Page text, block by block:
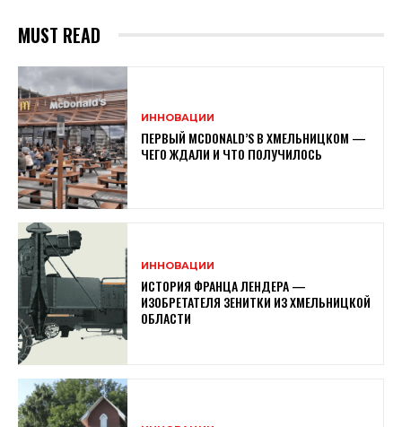
MUST READ
ИННОВАЦИИ
ПЕРВЫЙ MCDONALD’S В ХМЕЛЬНИЦКОМ —
ЧЕГО ЖДАЛИ И ЧТО ПОЛУЧИЛОСЬ
ИННОВАЦИИ
ИСТОРИЯ ФРАНЦА ЛЕНДЕРА —
ИЗОБРЕТАТЕЛЯ ЗЕНИТКИ ИЗ ХМЕЛЬНИЦКОЙ
ОБЛАСТИ